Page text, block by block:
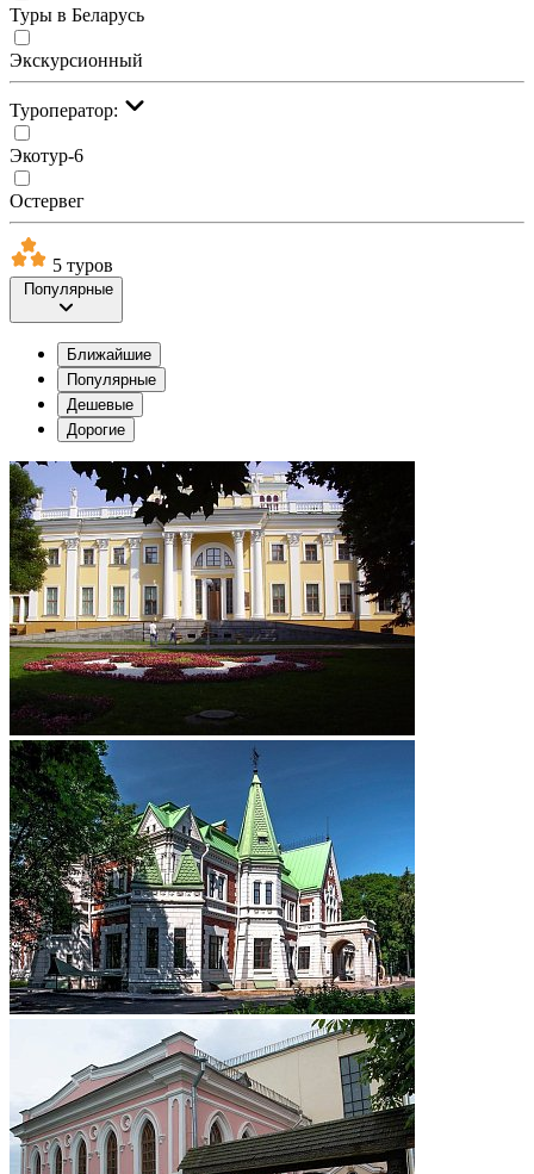
Туры в Беларусь
Экскурсионный
Туроператор:
Экотур-6
Остервег
5 туров
Популярные
Ближайшие
Популярные
Дешевые
Дорогие